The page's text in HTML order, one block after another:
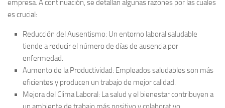
empresa. A continuación, se detallan algunas razones por las cuales
es crucial:
Reducción del Ausentismo: Un entorno laboral saludable
tiende a reducir el número de días de ausencia por
enfermedad.
Aumento de la Productividad: Empleados saludables son más
eficientes y producen un trabajo de mejor calidad.
Mejora del Clima Laboral: La salud y el bienestar contribuyen a